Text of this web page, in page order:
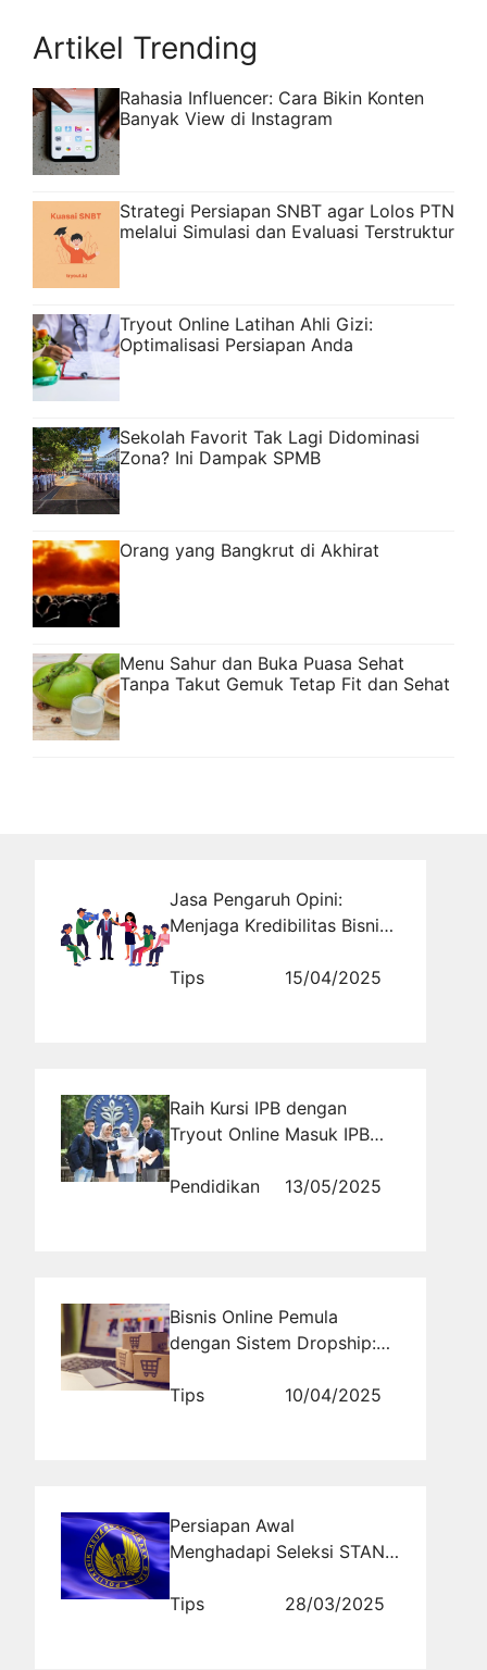
Artikel Trending
Rahasia Influencer: Cara Bikin Konten
Banyak View di Instagram
Strategi Persiapan SNBT agar Lolos PTN
melalui Simulasi dan Evaluasi Terstruktur
Tryout Online Latihan Ahli Gizi:
Optimalisasi Persiapan Anda
Sekolah Favorit Tak Lagi Didominasi
Zona? Ini Dampak SPMB
Orang yang Bangkrut di Akhirat
Menu Sahur dan Buka Puasa Sehat
Tanpa Takut Gemuk Tetap Fit dan Sehat
Jasa Pengaruh Opini:
Menjaga Kredibilitas Bisnis
Tips
15/04/2025
Raih Kursi IPB dengan
Tryout Online Masuk IPB
Soal Asli
Pendidikan 13/05/2025
Bisnis Online Pemula
dengan Sistem Dropship:
Usang?
Tips 10/04/2025
Persiapan Awal
Menghadapi Seleksi STAN:
Tips
28/03/2025